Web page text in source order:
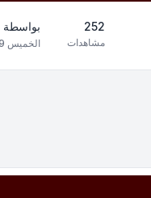
252
مشاهدات
بواسطة
الخميس 9-4-2026 10:45 pm